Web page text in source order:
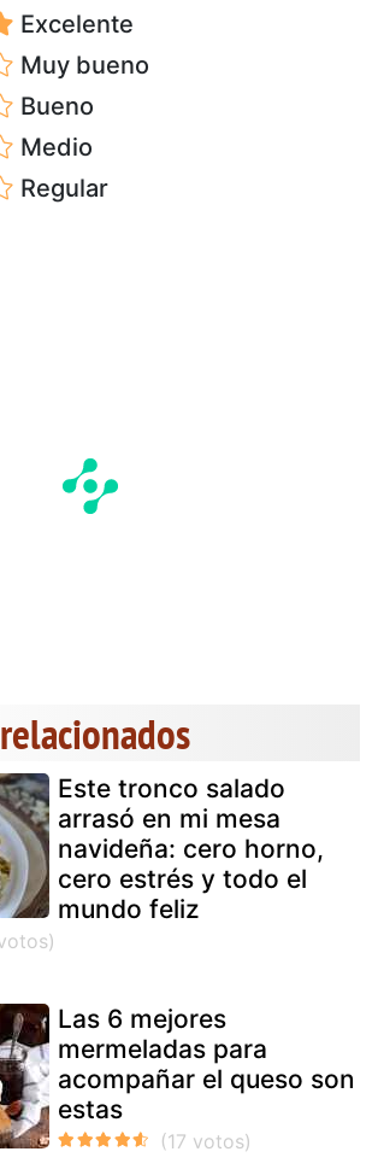
Excelente
Muy bueno
Bueno
Medio
Regular
Este tronco salado
arrasó en mi mesa
navideña: cero horno,
cero estrés y todo el
mundo feliz
Las 6 mejores
mermeladas para
acompañar el queso son
estas